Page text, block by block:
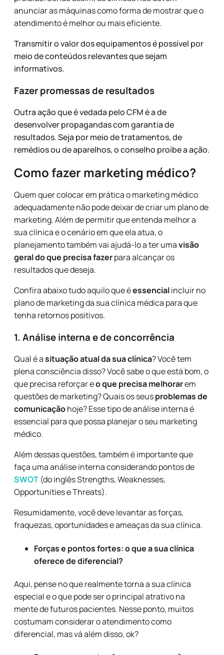
anunciar as máquinas como forma de mostrar que o
atendimento é melhor ou mais eficiente.
Transmitir o valor dos equipamentos é possível por
meio de conteúdos relevantes que sejam
informativos.
Fazer promessas de resultados
Outra ação que é vedada pelo CFM é a de
desenvolver propagandas com garantia de
resultados. Seja por meio de tratamentos, de
remédios ou de aparelhos, o conselho proíbe a ação.
Como fazer marketing médico?
Quem quer colocar em prática o marketing médico
adequadamente não pode deixar de criar um plano de
marketing. Além de permitir que entenda melhor a
sua clínica e o cenário em que ela atua, o
planejamento também vai ajudá-lo a ter umavisão
geral do que precisa fazerpara alcançar os
resultados que deseja.
Confira abaixo tudo aquilo que éessencialincluir no
plano de marketing da sua clínica médica para que
tenha retornos positivos.
1. Análise interna e de concorrência
Qual é asituação atual da sua clínica? Você tem
plena consciência disso? Você sabe o que está bom, o
que precisa reforçar eo que precisa melhorarem
questões de marketing? Quais os seusproblemas de
comunicaçãohoje? Esse tipo de análise interna é
essencial para que possa planejar o seu marketing
médico.
Além dessas questões, também é importante que
faça uma análise interna considerando pontos de
SWOT (do inglês Strengths, Weaknesses,
Opportunities e Threats).
Resumidamente, você deve levantar as forças,
fraquezas, oportunidades e ameaças da sua clínica.
Forças e pontos fortes: o que a sua clínica
oferece de diferencial?
Aqui, pense no que realmente torna a sua clínica
especial e o que pode ser o principal atrativo na
mente de futuros pacientes. Nesse ponto, muitos
costumam considerar o atendimento como
diferencial, mas vá além disso, ok?